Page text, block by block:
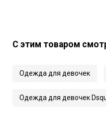
С этим товаром
Одежда для девочек
Одежда для девочек